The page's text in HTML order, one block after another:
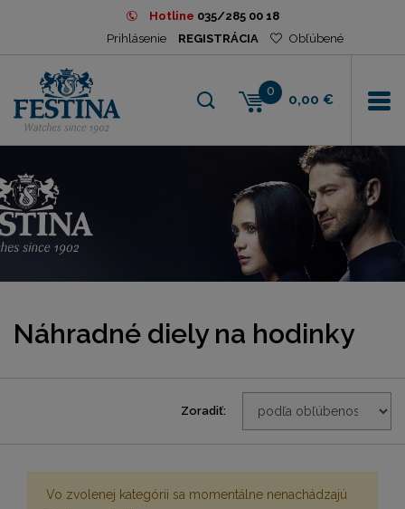
Hotline 035/285 00 18
Prihlásenie
REGISTRÁCIA Obľúbené
0
0,00 €
Náhradné diely na hodinky
Zoradiť:
Vo zvolenej kategórii sa momentálne nenachádzajú